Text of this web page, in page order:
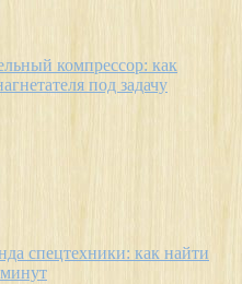
компрессор: как
под задачу
спецтехники: как найти